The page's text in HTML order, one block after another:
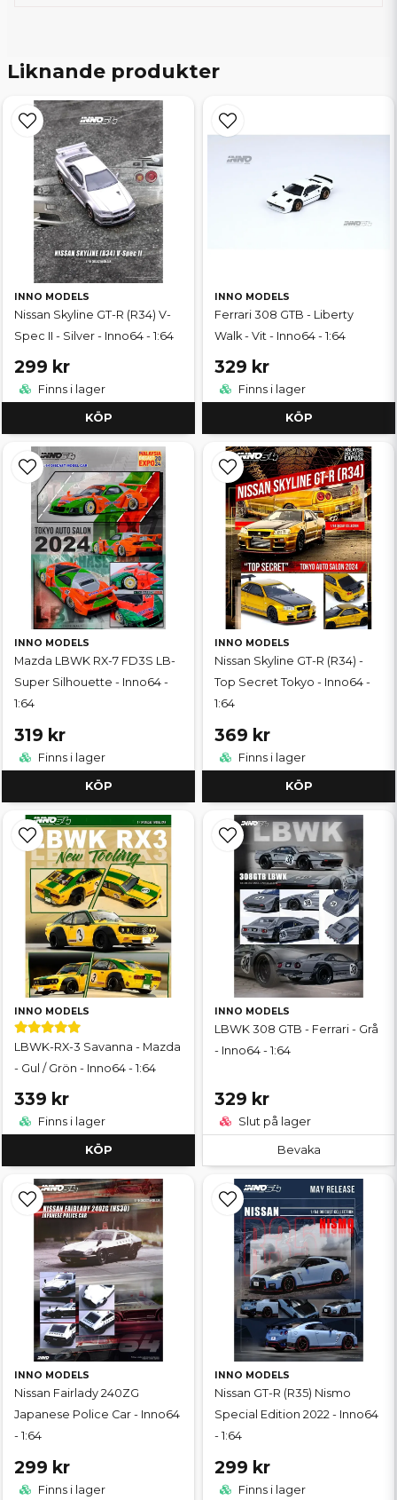
Liknande produkter
INNO MODELS
Nissan Skyline GT-R (R34) V-
Spec II - Silver - Inno64 - 1:64
299 kr
Finns i lager
KÖP
INNO MODELS
Ferrari 308 GTB - Liberty
Walk - Vit - Inno64 - 1:64
329 kr
Finns i lager
KÖP
INNO MODELS
Mazda LBWK RX-7 FD3S LB-
Super Silhouette - Inno64 -
1:64
319 kr
Finns i lager
KÖP
INNO MODELS
Nissan Skyline GT-R (R34) -
Top Secret Tokyo - Inno64 -
1:64
369 kr
Finns i lager
KÖP
INNO MODELS
LBWK-RX-3 Savanna - Mazda
- Gul / Grön - Inno64 - 1:64
339 kr
Finns i lager
KÖP
INNO MODELS
LBWK 308 GTB - Ferrari - Grå
- Inno64 - 1:64
329 kr
Slut på lager
Bevaka
INNO MODELS
Nissan Fairlady 240ZG
Japanese Police Car - Inno64
- 1:64
299 kr
Finns i lager
INNO MODELS
Nissan GT-R (R35) Nismo
Special Edition 2022 - Inno64
- 1:64
299 kr
Finns i lager